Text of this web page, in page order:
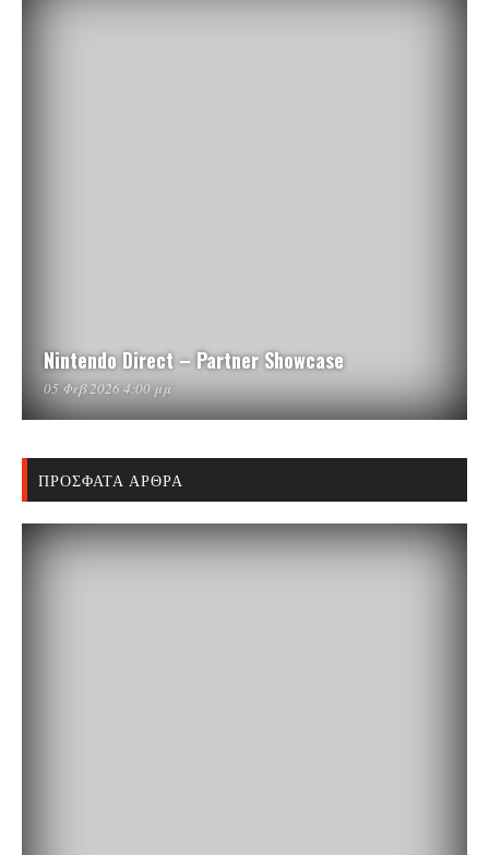
Nintendo Direct – Partner Showcase
05 Φεβ 2026 4:00 μμ
ΠΡΌΣΦΑΤΑ ΆΡΘΡΑ